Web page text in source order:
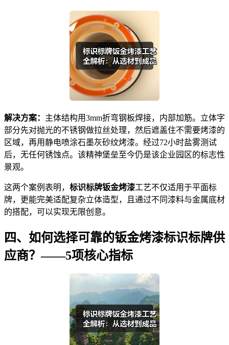
解决方案： 主体结构用3mm折弯钢板焊接，内部加筋。立体字
部分先对抛光的不锈钢做拉丝处理，然后遮盖住不需要烤漆的
区域，再用静电喷涂石墨灰砂纹烤漆。经过72小时盐雾测试
后，无任何锈蚀点。该精神堡垒至今仍是该企业园区的标志性
景观。
这两个案例表明， 标识标牌钣金烤漆工艺不仅适用于平面标
牌，更能完美适配复杂立体造型，且通过不同漆料与金属底材
的搭配，可以实现无限创意。
四、如何选择可靠的钣金烤漆标识标牌供
应商？——5项核心指标